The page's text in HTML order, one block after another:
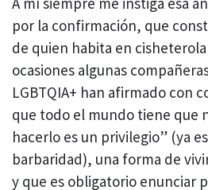
por la confirmación, que
de quien habita en
ocasiones algunas
LGBTQIA+ han afirmado con
que todo el mundo tiene que
hacerlo es un privilegio” (ya
barbaridad), una forma de
y que es obligatorio enunciar